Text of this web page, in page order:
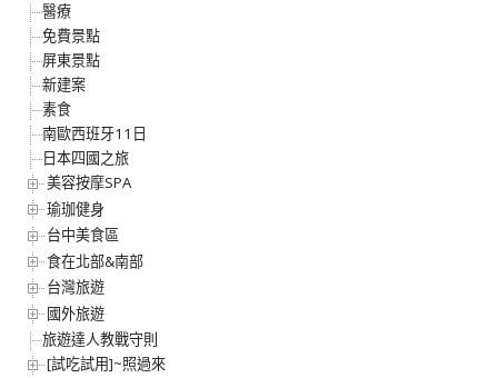
醫療
免費景點
屏東景點
新建案
素食
南歐西班牙11日
日本四國之旅
美容按摩SPA
瑜珈健身
台中美食區
食在北部&南部
台灣旅遊
國外旅遊
旅遊達人教戰守則
[試吃試用]~照過來